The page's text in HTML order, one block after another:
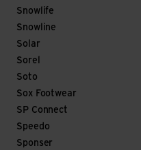
Snowlife
Snowline
Solar
Sorel
Soto
Sox Footwear
SP Connect
Speedo
Sponser